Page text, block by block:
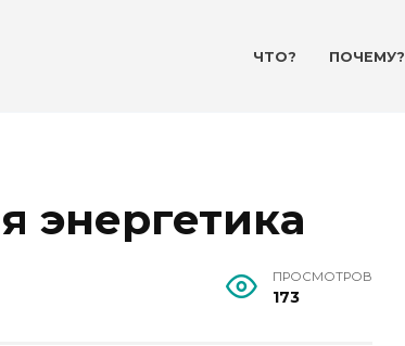
ЧТО? ПОЧЕМУ?
энергетика
ПРОСМОТРОВ
173